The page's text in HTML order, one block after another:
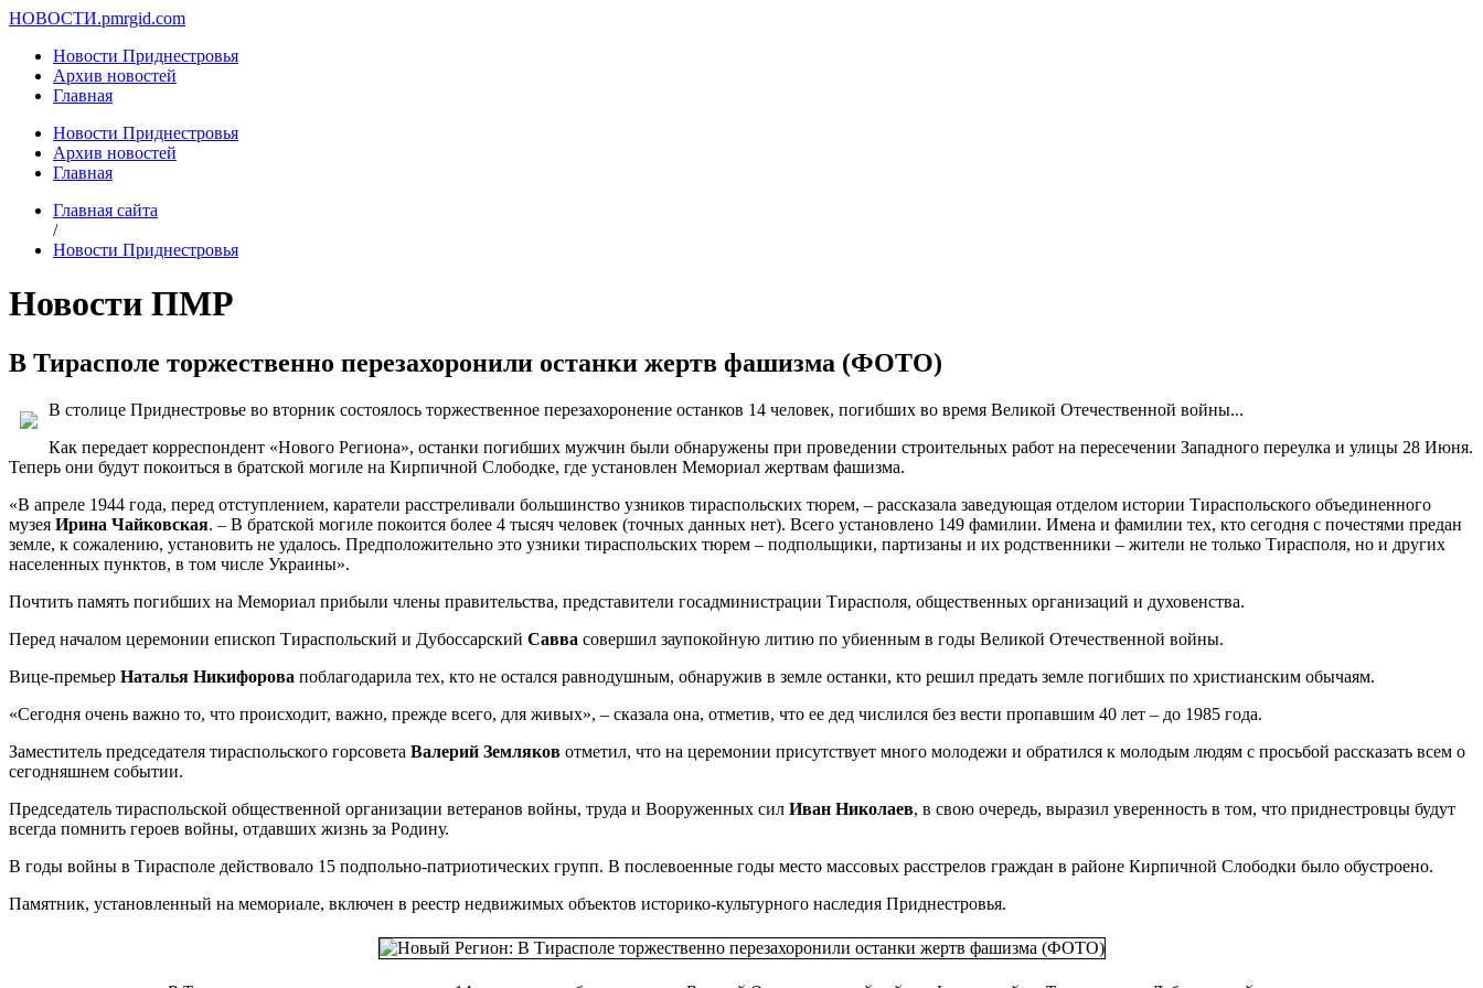
НОВОСТИ.pmrgid.com
Новости Приднестровья
Архив новостей
Главная
Новости Приднестровья
Архив новостей
Главная
Главная сайта
/
Новости Приднестровья
Новости ПМР
В Тирасполе торжественно перезахоронили останки жертв фашизма (ФОТО)
В столице Приднестровье во вторник состоялось торжественное перезахоронение останков 14 человек, погибших во время Великой Отечественной войны...
Как передает корреспондент «Нового Региона», останки погибших мужчин были обнаружены при проведении строительных работ на пересечении Западного переулка и улицы 28 Июня.
Теперь они будут покоиться в братской могиле на Кирпичной Слободке, где установлен Мемориал жертвам фашизма.
«В апреле 1944 года, перед отступлением, каратели расстреливали большинство узников тираспольских тюрем, – рассказала заведующая отделом истории Тираспольского объединенного
музея Ирина Чайковская. – В братской могиле покоится более 4 тысяч человек (точных данных нет). Всего установлено 149 фамилии. Имена и фамилии тех, кто сегодня с почестями предан
земле, к сожалению, установить не удалось. Предположительно это узники тираспольских тюрем – подпольщики, партизаны и их родственники – жители не только Тирасполя, но и других
населенных пунктов, в том числе Украины».
Почтить память погибших на Мемориал прибыли члены правительства, представители госадминистрации Тирасполя, общественных организаций и духовенства.
Перед началом церемонии епископ Тираспольский и Дубоссарский Савва совершил заупокойную литию по убиенным в годы Великой Отечественной войны.
Вице-премьер Наталья Никифорова поблагодарила тех, кто не остался равнодушным, обнаружив в земле останки, кто решил предать земле погибших по христианским обычаям.
«Сегодня очень важно то, что происходит, важно, прежде всего, для живых», – сказала она, отметив, что ее дед числился без вести пропавшим 40 лет – до 1985 года.
Заместитель председателя тираспольского горсовета Валерий Земляков отметил, что на церемонии присутствует много молодежи и обратился к молодым людям с просьбой рассказать всем о
сегодняшнем событии.
Председатель тираспольской общественной организации ветеранов войны, труда и Вооруженных сил Иван Николаев, в свою очередь, выразил уверенность в том, что приднестровцы будут
всегда помнить героев войны, отдавших жизнь за Родину.
В годы войны в Тирасполе действовало 15 подпольно-патриотических групп. В послевоенные годы место массовых расстрелов граждан в районе Кирпичной Слободки было обустроено.
Памятник, установленный на мемориале, включен в реестр недвижимых объектов историко-культурного наследия Приднестровья.